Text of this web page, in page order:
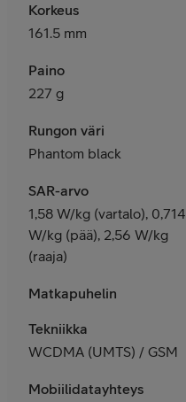
Korkeus
161.5 mm
Paino
227 g
Rungon väri
Phantom black
SAR-arvo
1,58 W/kg (vartalo), 0,714
W/kg (pää), 2,56 W/kg
(raaja)
Matkapuhelin
Tekniikka
WCDMA (UMTS) / GSM
Mobiilidatayhteys